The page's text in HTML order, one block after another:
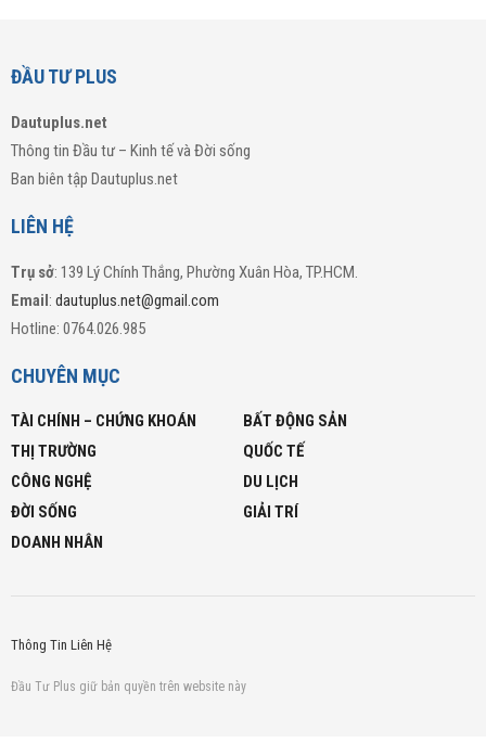
ĐẦU TƯ PLUS
Dautuplus.net
Thông tin Đầu tư – Kinh tế và Đời sống
Ban biên tập Dautuplus.net
LIÊN HỆ
Trụ sở: 139 Lý Chính Thắng, Phường Xuân Hòa, TP.HCM.
Email: dautuplus.net@gmail.com
Hotline: 0764.026.985
CHUYÊN MỤC
TÀI CHÍNH – CHỨNG KHOÁN
BẤT ĐỘNG SẢN
THỊ TRƯỜNG
QUỐC TẾ
CÔNG NGHỆ
DU LỊCH
ĐỜI SỐNG
GIẢI TRÍ
DOANH NHÂN
Thông Tin Liên Hệ
Đầu Tư Plus giữ bản quyền trên website này